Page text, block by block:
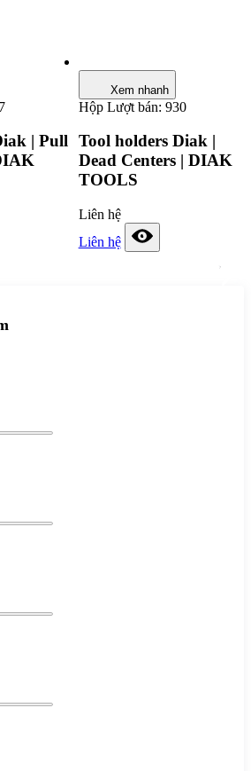
| Pull
Xem nhanh
Hộp Lượt bán: 930
Tool holders Diak |
Dead Centers | DIAK
TOOLS
Liên hệ
Liên hệ